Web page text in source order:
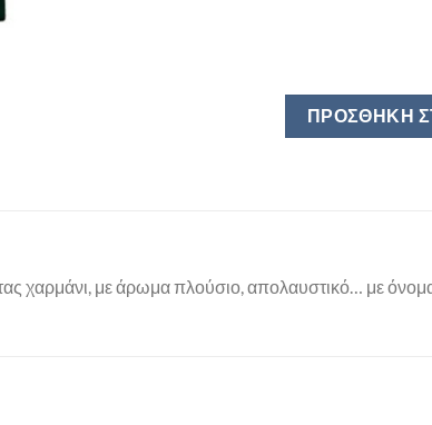
ΠΡΟΣΘΉΚΗ
χαρμάνι, με άρωμα πλούσιο, απολαυστικό… με